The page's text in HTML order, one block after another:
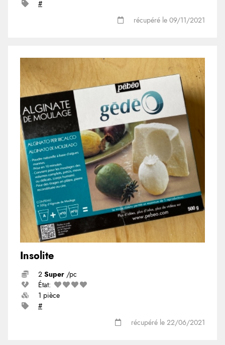
#
récupéré le 09/11/2021
Insolite
2 Super /pc
État:
1 pièce
#
récupéré le 22/06/2021